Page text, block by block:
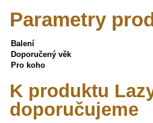
Parametry
Balení
Doporučený věk
Pro koho
K produktu
doporučujeme